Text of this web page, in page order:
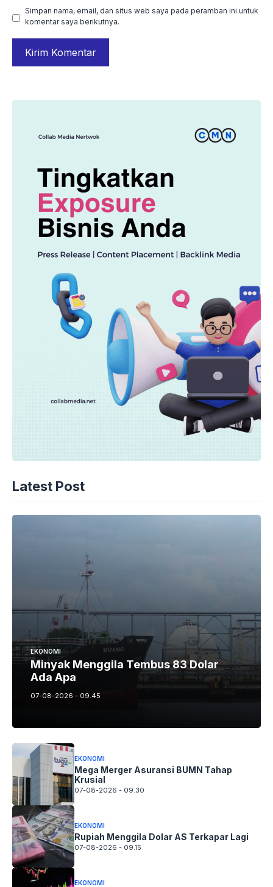
Simpan nama, email, dan situs web saya pada peramban ini untuk
komentar saya berikutnya.
Latest Post
EKONOMI
Minyak Menggila Tembus 83 Dolar
Ada Apa
07-08-2026 - 09.45
EKONOMI
Mega Merger Asuransi BUMN Tahap
Krusial
07-08-2026 - 09.30
EKONOMI
Rupiah Menggila Dolar AS Terkapar Lagi
07-08-2026 - 09.15
EKONOMI